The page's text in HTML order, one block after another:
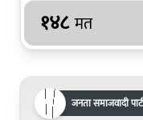
१४८ मत
जनता समाजवादी